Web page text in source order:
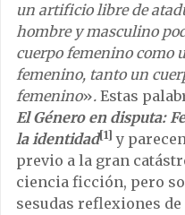
un artificio libre de
hombre y masculino
cuerpo femenino como
femenino, tanto un
femenino». Estas
El Género en disputa:
la identidad[1] y
previo a la gran
ciencia ficción, pero
sesudas reflexiones